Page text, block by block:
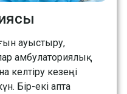
ауыстыру,
амбулаториялық
келтіру кезеңі
Бір-екі апта